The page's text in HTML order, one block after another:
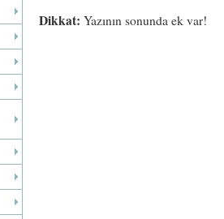
Dikkat: Yazının sonunda ek var!